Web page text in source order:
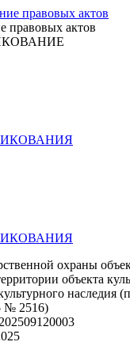
правовых актов
охраны
объекта
№ 2516)